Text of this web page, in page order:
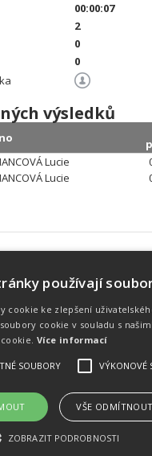
00:00:07
2
0
0
výsledků
Lucie
Lucie
tým
tým je schopen na
zajistit pořádání
Organizaci závodů,
měření, zpracování a
Úvod
používají
cookie ke zlepšení
cookie v souladu s
cookie. Více informací
SOUBORY VÝKONOVÉ
VŠE ODMÍTNOUT
ZOBRAZIT PODROBNOSTI